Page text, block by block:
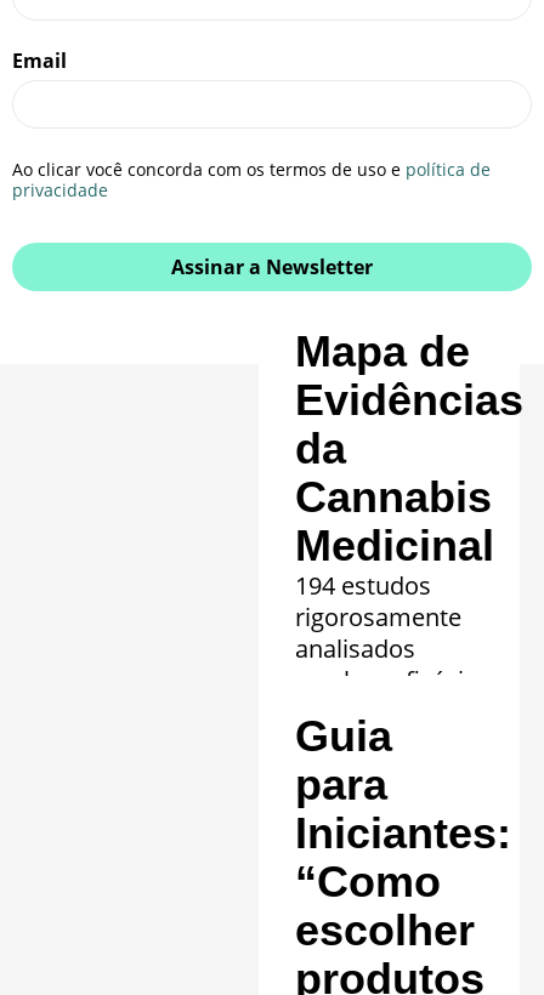
Email
Ao clicar você concorda com os termos de uso e política de
privacidade
Assinar a Newsletter
Mapa de
Evidências
da
Cannabis
Medicinal
194 estudos
rigorosamente
analisados
revelam eficácia
comprovada em
20 quadros
clínicos.
Saiba mais »
Guia
para
Iniciantes:
“Como
escolher
produtos